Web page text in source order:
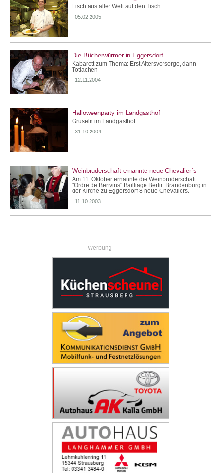
Fisch aus aller Welt auf den Tisch
, 05.02.2005
Die Bücherwürmer in Eggersdorf
Kabarett zum Thema: Erst Altersvorsorge, dann
Totlachen -
, 12.11.2004
Halloweenparty im Landgasthof
Gruseln im Landgasthof
, 31.10.2004
Weinbruderschaft ernannte neue Chevalier´s
Am 11. Oktober ernannte die Weinbruderschaft
"Ordre de Bertvins" Bailliage Berlin Brandenburg in
der Kirche zu Eggersdorf 8 neue Chevaliers.
, 11.10.2003
Werbung